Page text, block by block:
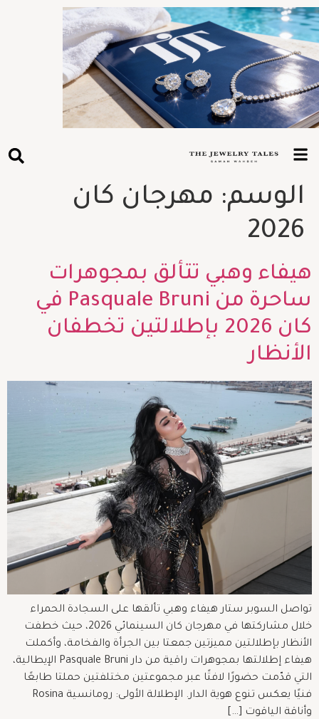
الوسم: مهرجان كان
2026
هيفاء وهبي تتألق بمجوهرات
ساحرة من Pasquale Bruni في
كان 2026 بإطلالتين تخطفان
الأنظار
تواصل السوبر ستار هيفاء وهبي تألقها على السجادة الحمراء
خلال مشاركتها في مهرجان كان السينمائي 2026، حيث خطفت
الأنظار بإطلالتين مميزتين جمعتا بين الجرأة والفخامة، وأكملت
هيفاء إطلالتها بمجوهرات راقية من دار Pasquale Bruni الإيطالية،
التي قدّمت حضورًا لافتًا عبر مجموعتين مختلفتين حملتا طابعًا
فنيًا يعكس تنوع هوية الدار. الإطلالة الأولى: رومانسية Rosina
وأناقة الياقوت […]